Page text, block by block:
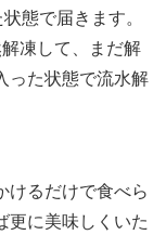
態で届きます。
凍して、まだ解
た状態で流水解